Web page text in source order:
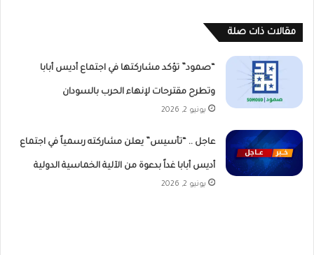
مقالات ذات صلة
“صمود” تؤكد مشاركتها في اجتماع أديس أبابا
وتطرح مقترحات لإنهاء الحرب بالسودان
يونيو 2, 2026
عاجل .. “تأسيس” يعلن مشاركته رسمياً في اجتماع
أديس أبابا غداً بدعوة من الآلية الخماسية الدولية
يونيو 2, 2026